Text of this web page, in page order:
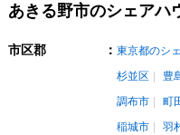
あきる野市のシェアハ
市区郡 ： 東京都のシ
杉並区
豊
調布市
町
稲城市
羽